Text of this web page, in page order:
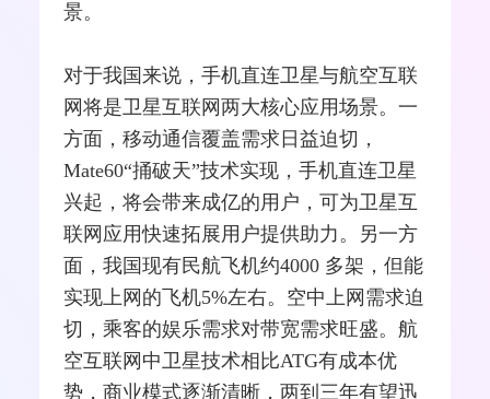
景。
对于我国来说，手机直连卫星与航空互联
网将是卫星互联网两大核心应用场景。一
方面，移动通信覆盖需求日益迫切，
Mate60“捅破天”技术实现，手机直连卫星
兴起，将会带来成亿的用户，可为卫星互
联网应用快速拓展用户提供助力。另一方
面，我国现有民航飞机约4000 多架，但能
实现上网的飞机5%左右。空中上网需求迫
切，乘客的娱乐需求对带宽需求旺盛。航
空互联网中卫星技术相比ATG有成本优
势，商业模式逐渐清晰，两到三年有望迅